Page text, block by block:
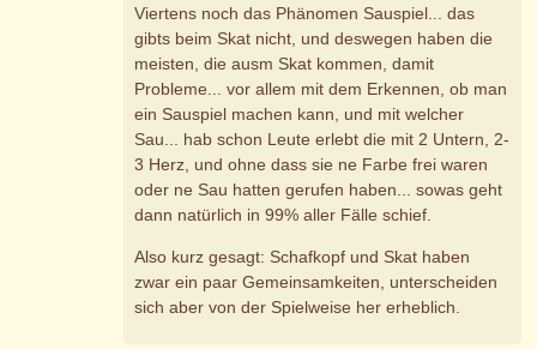
Viertens noch das Phänomen Sauspiel... das
gibts beim Skat nicht, und deswegen haben die
meisten, die ausm Skat kommen, damit
Probleme... vor allem mit dem Erkennen, ob man
ein Sauspiel machen kann, und mit welcher
Sau... hab schon Leute erlebt die mit 2 Untern, 2-
3 Herz, und ohne dass sie ne Farbe frei waren
oder ne Sau hatten gerufen haben... sowas geht
dann natürlich in 99% aller Fälle schief.
Also kurz gesagt: Schafkopf und Skat haben
zwar ein paar Gemeinsamkeiten, unterscheiden
sich aber von der Spielweise her erheblich.